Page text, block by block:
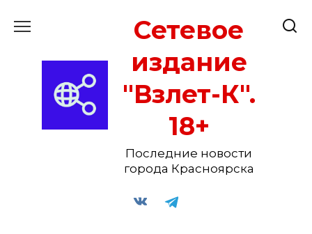
Сетевое
издание
"Взлет-К".
18+
Последние новости
города Красноярска